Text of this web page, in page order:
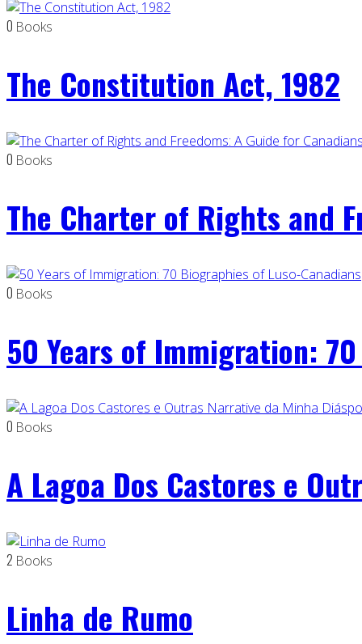
0 Books
The Constitution Act, 1982
0 Books
The Charter of Rights and
0 Books
50 Years of Immigration:
0 Books
A Lagoa Dos Castores e
2 Books
Linha de Rumo